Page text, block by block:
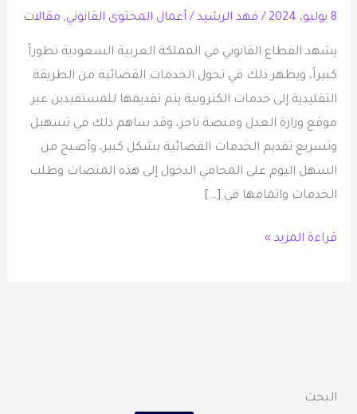
8 يوليو، 2024 / فهد الرشيد/ أعمال المحتوى القانوني, مقالات
يشهد القطاع القانوني في المملكة العربية السعودية تطوراً
كبيراً، ويظهر ذلك في تحول الخدمات القضائية من الطريقة
التقليدية إلى خدمات الكترونية يتم تقديمها للمستفيدين عبر
موقع وزارة العدل ومنصة ناجز، وقد ساهم ذلك في تسهيل
وتسريع تقديم الخدمات القضائية بشكل كبير، وأصبح من
السهل اليوم على المحامي الدخول إلى هذه المنصات وطلب
الخدمات واتمامها في […]
القانونية
قراءة المزيد »
البحث